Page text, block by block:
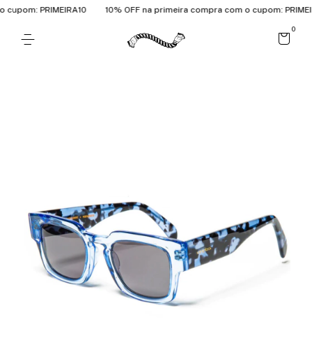
PRIMEIRA10 10% OFF na primeira compra com o cupom:
0